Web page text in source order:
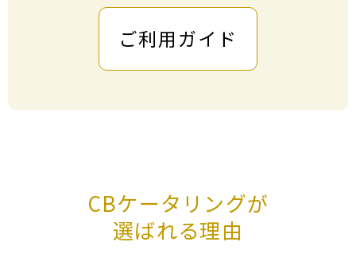
ご利用ガイド
CBケータリングが
選ばれる理由